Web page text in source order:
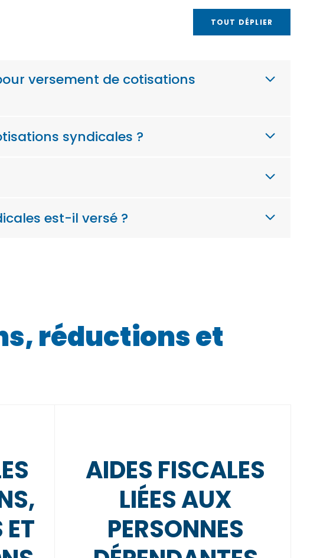
TOUT DÉPLIER
versement de cotisations
syndicales ?
est-il versé ?
réductions et
AIDES FISCALES
LIÉES AUX
PERSONNES